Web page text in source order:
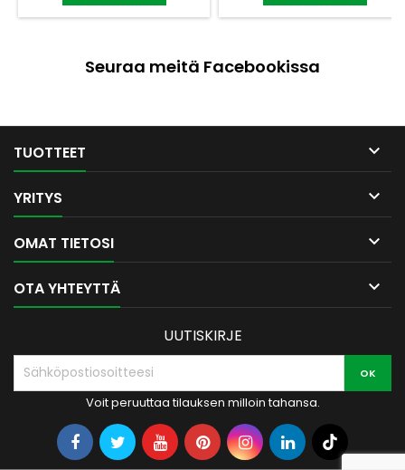
Seuraa meitä Facebookissa
TUOTTEET 
YRITYS 
OMAT TIETOSI 
OTA YHTEYTTÄ 
UUTISKIRJE
Voit peruuttaa tilauksen milloin tahansa.